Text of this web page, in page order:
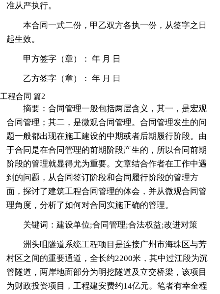
准从严执行。
本合同一式二份，甲乙双方各执一份，从签字之日
起生效。
甲方签字（章）： 年 月 日
乙方签字（章）： 年 月 日
工程合同 篇2
摘要：合同管理一般包括两层含义，其一，是宏观
合同管理；其二，是微观合同管理。合同管理发生的问
题一般都出现在施工建设的中期或者后期履行阶段。由
于合同是在合同管理的前期阶段产生的，所以合同前期
阶段的管理就显得尤为重要。文章结合作者在工作中遇
到的问题，从合同签订阶段和合同履行阶段的管理方
面，探讨了建筑工程合同管理的体会，并从微观合同管
理角度，分析了如何对合同实施正确的管理。
关键词：建设单位;合同管理;合法权益;改进对策
洲头咀隧道系统工程项目是连接广州市海珠区与芳
村区之间的重要通道，全长约2200米，其中过江段为沉
管隧道，两岸地面部分为明挖隧道及立交桥梁，该项目
为财政投资项目，工程建安费约14亿元。笔者有幸全程